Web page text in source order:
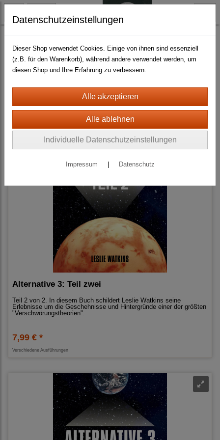
Science Fiction Alternative 3
Sortierung wählen
Alternative 3: Teil zwei
Teil 2 von 2. In diesem Buch schildert Leslie Watkins seine
Erlebnisse um die Geschehnisse und Hintergründe einer der größten
"Verschwörungstheorien".
7,99 € *
Verschiedene Ausführungen
Datenschutzeinstellungen
Dieser Shop verwendet Cookies. Einige von ihnen sind essenziell
(z.B. für den Warenkorb), während andere verwendet werden, um
diesen Shop und Ihre Erfahrung zu verbessern.
Individuelle Datenschutzeinstellungen
Impressum Datenschutz